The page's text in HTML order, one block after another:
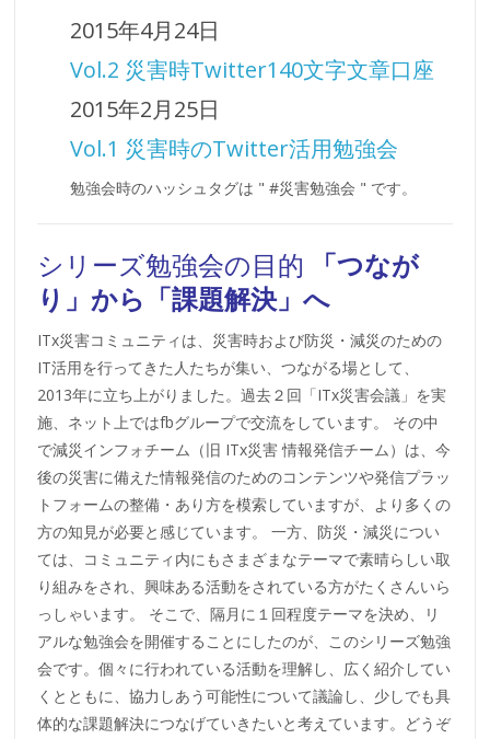
2015年4月24日
Vol.2 災害時Twitter140文字文章口座
2015年2月25日
Vol.1 災害時のTwitter活用勉強会
勉強会時のハッシュタグは " #災害勉強会 " です。
シリーズ勉強会の目的
「つなが
り」から「課題解決」へ
ITx災害コミュニティは、災害時および防災・減災のための
IT活用を行ってきた人たちが集い、つながる場として、
2013年に立ち上がりました。過去２回「ITx災害会議」を実
施、ネット上ではfbグループで交流をしています。 その中
で減災インフォチーム（旧 ITx災害 情報発信チーム）は、今
後の災害に備えた情報発信のためのコンテンツや発信プラッ
トフォームの整備・あり方を模索していますが、より多くの
方の知見が必要と感じています。 一方、防災・減災につい
ては、コミュニティ内にもさまざまなテーマで素晴らしい取
り組みをされ、興味ある活動をされている方がたくさんいら
っしゃいます。 そこで、隔月に１回程度テーマを決め、リ
アルな勉強会を開催することにしたのが、このシリーズ勉強
会です。個々に行われている活動を理解し、広く紹介してい
くとともに、協力しあう可能性について議論し、少しでも具
体的な課題解決につなげていきたいと考えています。どうぞ